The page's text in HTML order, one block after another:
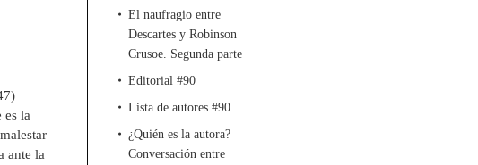
es la
ante la
El naufragio entre
Descartes y Robinson
Crusoe. Segunda parte
Editorial #90
Lista de autores #90
¿Quién es la autora?
Conversación entre